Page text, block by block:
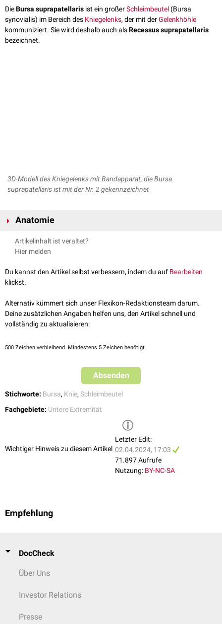
DieBursa suprapatellaris ist ein großerSchleimbeutel (Bursa
synovialis) im Bereich des Kniegelenks, der mit derGelenkhöhle
kommuniziert. Sie wird deshalb auch alsRecessus suprapatellaris
bezeichnet.
3D-Modell des Kniegelenks mit Bandapparat, die Bursa
suprapatellaris ist mit der Nr. 2 gekennzeichnet
Anatomie
Oberschenkelknochen (Femur
femoris. Sie ermöglicht das nahezu reibungsfreie Gleiten der
Quadrizepsehne über den Oberschenkelknochen bei der Beugung des
Knies.
Artikelinhalt ist veraltet?
Hier melden
Du kannst den Artikel selbst verbessern, indem du auf Bearbeiten
klickst.
Alternativ kümmert sich unser Flexikon-Redaktionsteam darum.
Deine zusätzlichen Angaben helfen uns, den Artikel schnell und
vollständig zu aktualisieren:
500 Zeichen verbleibend. Mindestens 5 Zeichen benötigt.
Absenden
Stichworte: Bursa, Knie, Schleimbeutel
Fachgebiete: Untere Extremität
Wichtiger Hinweis zu diesem Artikel
Letzter Edit:
02.04.2024, 17:03
71.897 Aufrufe
Nutzung: BY-NC-SA
Empfehlung
DocCheck
Über Uns
Investor Relations
Presse